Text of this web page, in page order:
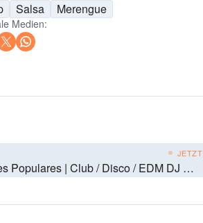
Salsa Merengue
Medien:
JETZT
| Club / Disco / EDM DJ Mix #3